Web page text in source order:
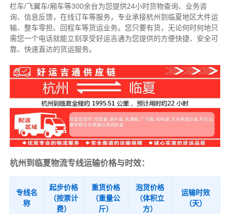
栏车/飞翼车/厢车等300余台为您提供24小时货物查询、业务咨
询、信息反馈，在线订车等服务， 专业承接杭州到临夏地区大件运
输、整车零担、回程车等货运业务。 您只要有货，无论何时何地只
需您一个电话就能立刻享受好运吉通为您提供的方便快捷、安全可
靠、快速直达的货运服务。
杭州到临夏物流专线运输价格与时效：
专线名
称
起步价格
（按票计
费）
重货价格
（重量公
斤）
泡货价格
（体积立
方）
运输时效
（天）